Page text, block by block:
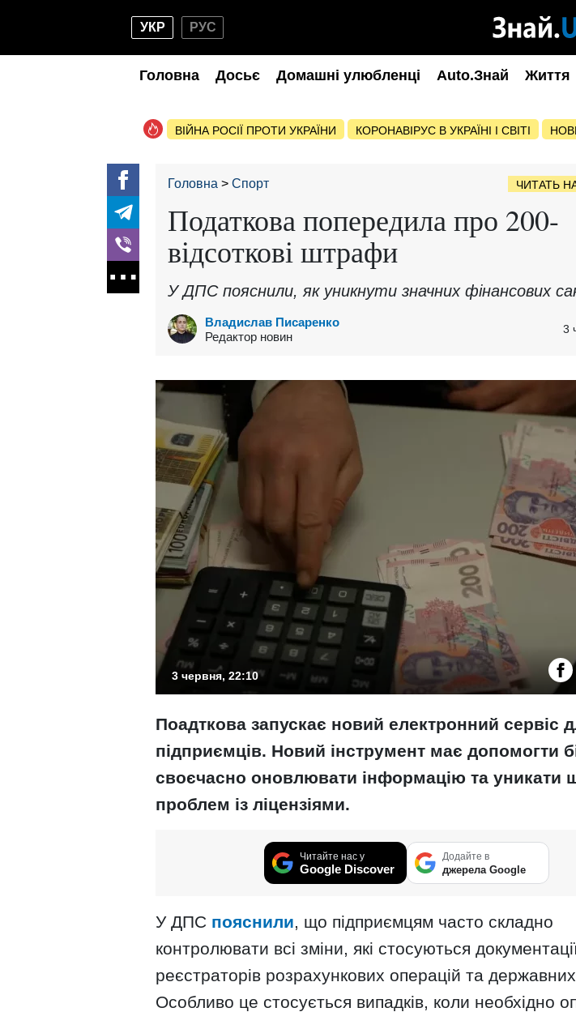
УКР РУС
Головна Досьє Домашні улюбленці Auto.Знай Життя
ВІЙНА РОСІЇ ПРОТИ УКРАЇНИ КОРОНАВІРУС В УКРАЇНІ І СВІТІ
Головна Спорт ЧИТАТЬ
Податкова попередила про 200-
відсоткові штрафи
У ДПС пояснили, як уникнути значних фінансових
Владислав Писаренко
Редактор новин
3
3 червня, 22:10
Поадткова запускає новий електронний сервіс
підприємців. Новий інструмент має допомогти
своєчасно оновлювати інформацію та уникати
проблем із ліцензіями.
Читайте нас у
Google Discover
Додайте в
джерела Google
У ДПС пояснили , що підприємцям часто складно
контролювати всі зміни, які стосуються
реєстраторів розрахункових операцій та державних
Особливо це стосується випадків, коли необхідно